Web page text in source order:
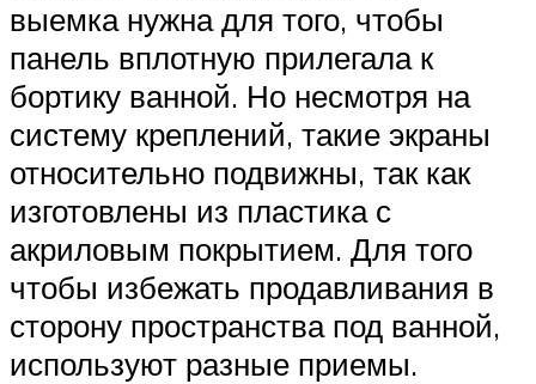
выемка нужна для того, чтобы
панель вплотную прилегала к
бортику ванной. Но несмотря на
систему креплений, такие экраны
относительно подвижны, так как
изготовлены из пластика с
акриловым покрытием. Для того
чтобы избежать продавливания в
сторону пространства под ванной,
используют разные приемы.